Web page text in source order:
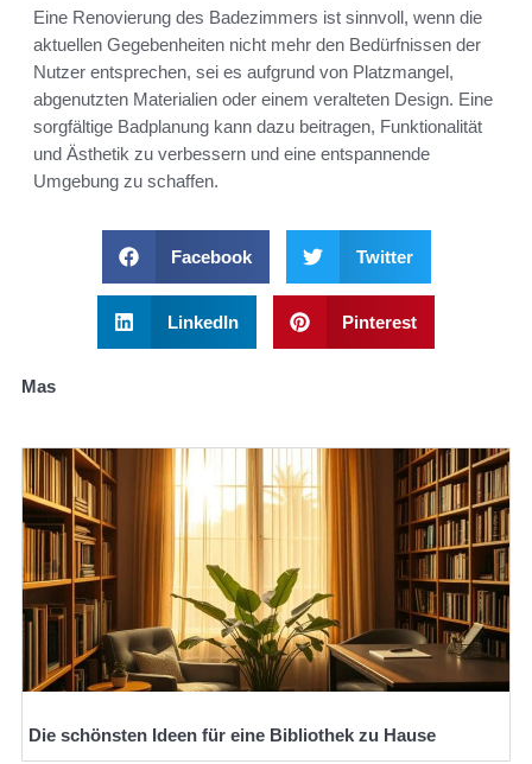
Eine Renovierung des Badezimmers ist sinnvoll, wenn die
aktuellen Gegebenheiten nicht mehr den Bedürfnissen der
Nutzer entsprechen, sei es aufgrund von Platzmangel,
abgenutzten Materialien oder einem veralteten Design. Eine
sorgfältige Badplanung kann dazu beitragen, Funktionalität
und Ästhetik zu verbessern und eine entspannende
Umgebung zu schaffen.
Facebook Twitter
LinkedIn Pinterest
Mas
Die schönsten Ideen für eine Bibliothek zu Hause